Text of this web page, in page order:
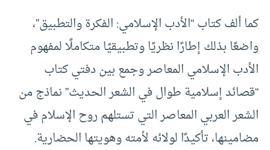
كما ألف كتاب “الأدب الإسلامي: الفكرة والتطبيق”،
واضعًا بذلك إطارًا نظريًا وتطبيقيًا متكاملًا لمفهوم
الأدب الإسلامي المعاصر وجمع بين دفتي كتاب
“قصائد إسلامية طوال في الشعر الحديث” نماذج من
الشعر العربي المعاصر التي تستلهم روح الإسلام في
مضامينها، تأكيدًا لولائه لأمته وهويتها الحضارية.